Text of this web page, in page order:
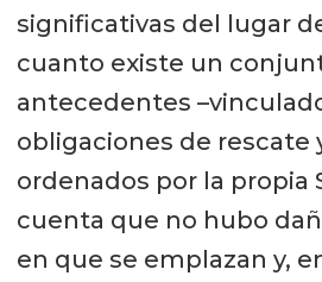
significativas del lugar
cuanto existe un
antecedentes
obligaciones de rescate
ordenados por la propia
cuenta que no hubo
en que se emplazan y,